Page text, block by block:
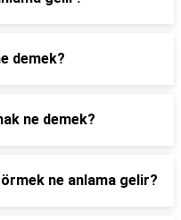
demek?
ne demek?
ne anlama gelir?